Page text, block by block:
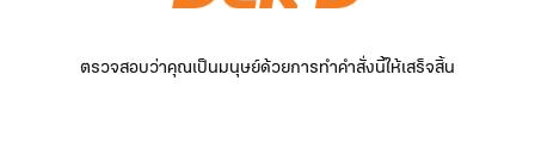
ตรวจสอบว่าคุณเป็นมนุษย์ด้วยการทำคำสั่งนี้ให้เสร็จสิ้น